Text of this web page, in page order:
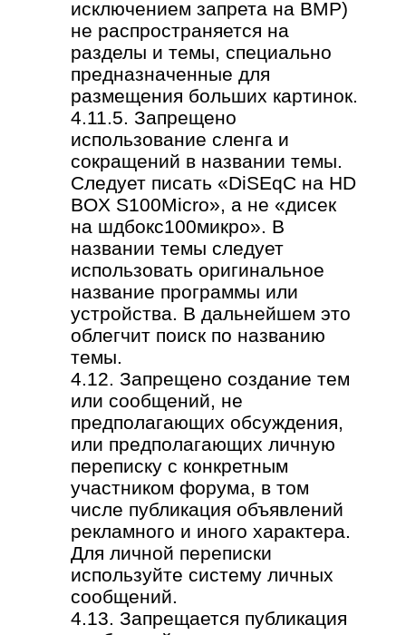
исключением запрета на BMP)
не распространяется на
разделы и темы, специально
предназначенные для
размещения больших картинок.
4.11.5. Запрещено
использование сленга и
сокращений в названии темы.
Следует писать «DiSEqC на HD
BOX S100Micro», а не «дисек
на шдбокс100микро». В
названии темы следует
использовать оригинальное
название программы или
устройства. В дальнейшем это
облегчит поиск по названию
темы.
4.12. Запрещено создание тем
или сообщений, не
предполагающих обсуждения,
или предполагающих личную
переписку с конкретным
участником форума, в том
числе публикация объявлений
рекламного и иного характера.
Для личной переписки
используйте систему личных
сообщений.
4.13. Запрещается публикация